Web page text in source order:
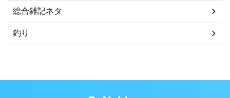
総合雑記ネタ
釣り